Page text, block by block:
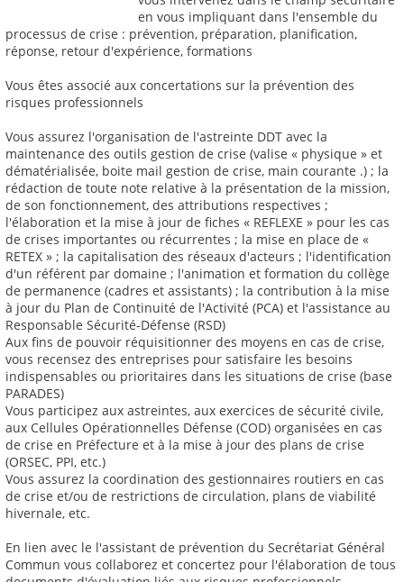
en vous impliquant dans l'ensemble du
processus de crise : prévention, préparation, planification,
réponse, retour d'expérience, formations
Vous êtes associé aux concertations sur la prévention des
risques professionnels
Vous assurez l'organisation de l'astreinte DDT avec la
maintenance des outils gestion de crise (valise « physique » et
dématérialisée, boite mail gestion de crise, main courante .) ; la
rédaction de toute note relative à la présentation de la mission,
de son fonctionnement, des attributions respectives ;
l'élaboration et la mise à jour de fiches « REFLEXE » pour les cas
de crises importantes ou récurrentes ; la mise en place de «
RETEX » ; la capitalisation des réseaux d'acteurs ; l'identification
d'un référent par domaine ; l'animation et formation du collège
de permanence (cadres et assistants) ; la contribution à la mise
à jour du Plan de Continuité de l'Activité (PCA) et l'assistance au
Responsable Sécurité-Défense (RSD)
Aux fins de pouvoir réquisitionner des moyens en cas de crise,
vous recensez des entreprises pour satisfaire les besoins
indispensables ou prioritaires dans les situations de crise (base
PARADES)
Vous participez aux astreintes, aux exercices de sécurité civile,
aux Cellules Opérationnelles Défense (COD) organisées en cas
de crise en Préfecture et à la mise à jour des plans de crise
(ORSEC, PPI, etc.)
Vous assurez la coordination des gestionnaires routiers en cas
de crise et/ou de restrictions de circulation, plans de viabilité
hivernale, etc.
En lien avec le l'assistant de prévention du Secrétariat Général
Commun vous collaborez et concertez pour l'élaboration de tous